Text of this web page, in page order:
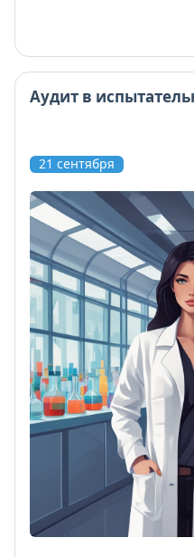
Аудит в
21 сентября